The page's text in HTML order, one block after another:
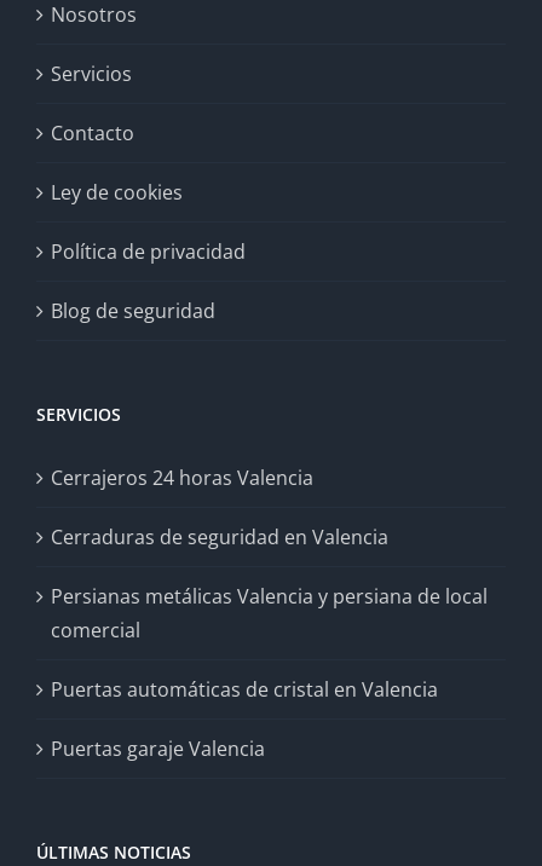
Nosotros
Servicios
Contacto
Ley de cookies
Política de privacidad
Blog de seguridad
SERVICIOS
Cerrajeros 24 horas Valencia
Cerraduras de seguridad en Valencia
Persianas metálicas Valencia y persiana de local
comercial
Puertas automáticas de cristal en Valencia
Puertas garaje Valencia
ÚLTIMAS NOTICIAS